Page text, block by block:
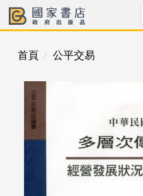
首頁 公平交易